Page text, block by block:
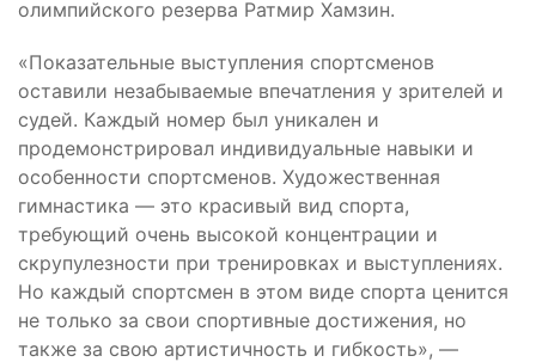
олимпийского резерва Ратмир Хамзин.
«Показательные выступления спортсменов
оставили незабываемые впечатления у зрителей и
судей. Каждый номер был уникален и
продемонстрировал индивидуальные навыки и
особенности спортсменов. Художественная
гимнастика — это красивый вид спорта,
требующий очень высокой концентрации и
скрупулезности при тренировках и выступлениях.
Но каждый спортсмен в этом виде спорта ценится
не только за свои спортивные достижения, но
также за свою артистичность и гибкость», —